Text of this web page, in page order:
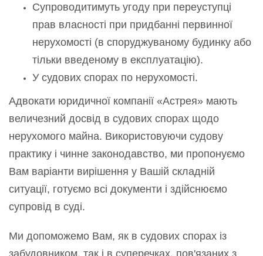
Супроводитимуть угоду при переуступці
прав власності при придбанні первинної
нерухомості (в споруджуваному будинку або
тільки введеному в експлуатацію).
У судових спорах по нерухомості.
Адвокати юридичної компанії «Астрея» мають
величезний досвід в судових спорах щодо
нерухомого майна. Використовуючи судову
практику і чинне законодавство, ми пропонуємо
Вам варіанти вирішення у Вашій складній
ситуації, готуємо всі документи і здійснюємо
супровід в суді.
Ми допоможемо Вам, як в судових спорах із
забудовником, так і в суперечках, пов'язаних з